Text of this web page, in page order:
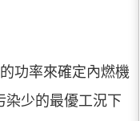
功率來確定內燃機
染少的最優工況下